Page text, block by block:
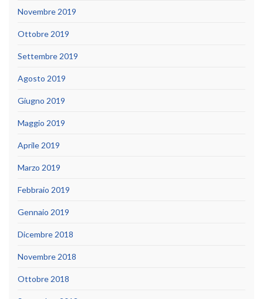
Novembre 2019
Ottobre 2019
Settembre 2019
Agosto 2019
Giugno 2019
Maggio 2019
Aprile 2019
Marzo 2019
Febbraio 2019
Gennaio 2019
Dicembre 2018
Novembre 2018
Ottobre 2018